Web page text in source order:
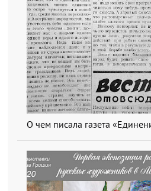
О чем писала газета